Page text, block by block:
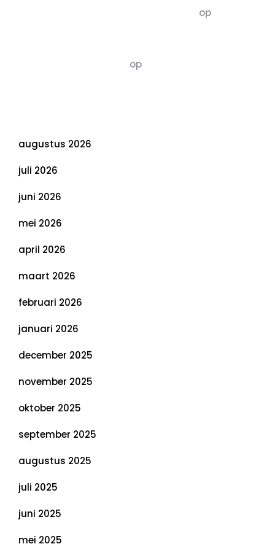
op
op
augustus 2026
juli 2026
juni 2026
mei 2026
april 2026
maart 2026
februari 2026
januari 2026
december 2025
november 2025
oktober 2025
september 2025
augustus 2025
juli 2025
juni 2025
mei 2025